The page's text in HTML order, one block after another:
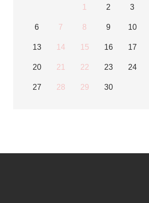
1 2 3
6 7 8 9 10
13 14 15 16 17
20 21 22 23 24
27 28 29 30